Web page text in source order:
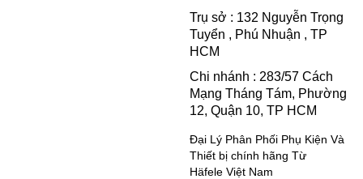
Trụ sở : 132 Nguyễn Trọng
Tuyển , Phú Nhuận , TP
HCM
Chi nhánh : 283/57 Cách
Mạng Tháng Tám, Phường
12, Quận 10, TP HCM
Đại Lý Phân Phối Phụ Kiện Và
Thiết bị chính hãng Từ
Häfele Việt Nam